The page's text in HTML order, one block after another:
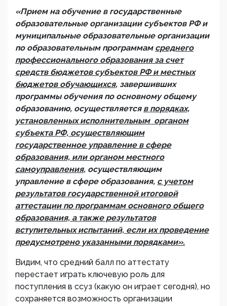
«Прием на обучение в государственные
образовательные организации субъектов РФ и
муниципальные образовательные организации
по образовательным программам среднего
профессионального образования за счет
средств бюджетов субъектов РФ и местных
бюджетов обучающихся, завершивших
программы обучения по основному общему
образованию, осуществляется в порядках,
установленных исполнительным органом
субъекта РФ, осуществляющим
государственное управление в сфере
образования, или органом местного
самоуправления, осуществляющим
управление в сфере образования, с учетом
результатов государственной итоговой
аттестации по программам основного общего
образования, а также результатов
вступительных испытаний, если их проведение
предусмотрено указанными порядками».
Видим, что средний балл по аттестату
перестает играть ключевую роль для
поступления в ссуз (какую он играет сегодня), но
сохраняется возможность организации